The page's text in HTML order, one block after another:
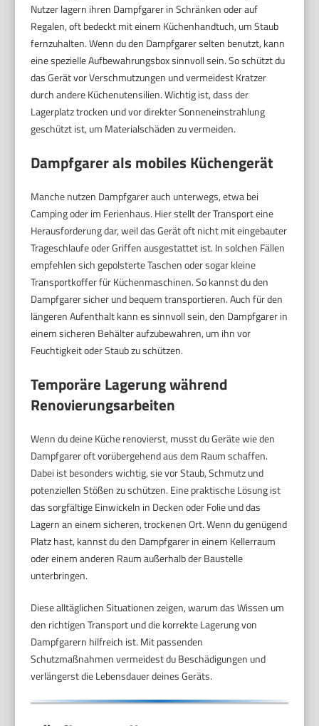
Nutzer lagern ihren Dampfgarer in Schränken oder auf
Regalen, oft bedeckt mit einem Küchenhandtuch, um Staub
fernzuhalten. Wenn du den Dampfgarer selten benutzt, kann
eine spezielle Aufbewahrungsbox sinnvoll sein. So schützt du
das Gerät vor Verschmutzungen und vermeidest Kratzer
durch andere Küchenutensilien. Wichtig ist, dass der
Lagerplatz trocken und vor direkter Sonneneinstrahlung
geschützt ist, um Materialschäden zu vermeiden.
Dampfgarer als mobiles Küchengerät
Manche nutzen Dampfgarer auch unterwegs, etwa bei
Camping oder im Ferienhaus. Hier stellt der Transport eine
Herausforderung dar, weil das Gerät oft nicht mit eingebauter
Trageschlaufe oder Griffen ausgestattet ist. In solchen Fällen
empfehlen sich gepolsterte Taschen oder sogar kleine
Transportkoffer für Küchenmaschinen. So kannst du den
Dampfgarer sicher und bequem transportieren. Auch für den
längeren Aufenthalt kann es sinnvoll sein, den Dampfgarer in
einem sicheren Behälter aufzubewahren, um ihn vor
Feuchtigkeit oder Staub zu schützen.
Temporäre Lagerung während
Renovierungsarbeiten
Wenn du deine Küche renovierst, musst du Geräte wie den
Dampfgarer oft vorübergehend aus dem Raum schaffen.
Dabei ist besonders wichtig, sie vor Staub, Schmutz und
potenziellen Stößen zu schützen. Eine praktische Lösung ist
das sorgfältige Einwickeln in Decken oder Folie und das
Lagern an einem sicheren, trockenen Ort. Wenn du genügend
Platz hast, kannst du den Dampfgarer in einem Kellerraum
oder einem anderen Raum außerhalb der Baustelle
unterbringen.
Diese alltäglichen Situationen zeigen, warum das Wissen um
den richtigen Transport und die korrekte Lagerung von
Dampfgarern hilfreich ist. Mit passenden
Schutzmaßnahmen vermeidest du Beschädigungen und
verlängerst die Lebensdauer deines Geräts.